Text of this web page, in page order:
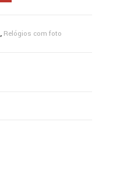
, Relógios com foto